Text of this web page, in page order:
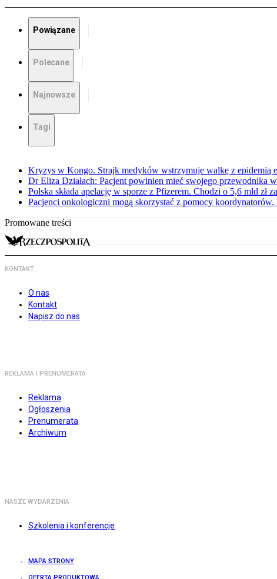
Powiązane
Polecane
Najnowsze
Tagi
Kryzys w Kongo. Strajk medyków wstrzymuje walkę z epidemią
Dr Eliza Działach: Pacjent powinien mieć swojego przewodnika
Polska składa apelację w sporze z Pfizerem. Chodzi o 5,6 mld zł
Pacjenci onkologiczni mogą skorzystać z pomocy
Promowane treści
KONTAKT
O nas
Kontakt
Napisz do nas
REKLAMA I PRENUMERATA
Reklama
Ogłoszenia
Prenumerata
Archiwum
NASZE WYDARZENIA
Szkolenia i konferencje
MAPA STRONY